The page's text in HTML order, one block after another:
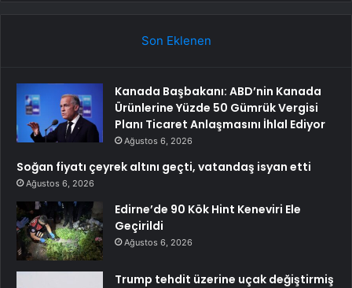
Son Eklenen
Kanada Başbakanı: ABD’nin Kanada
Ürünlerine Yüzde 50 Gümrük Vergisi
Planı Ticaret Anlaşmasını İhlal Ediyor
Ağustos 6, 2026
Soğan fiyatı çeyrek altını geçti, vatandaş isyan etti
Ağustos 6, 2026
Edirne’de 90 Kök Hint Keneviri Ele
Geçirildi
Ağustos 6, 2026
Trump tehdit üzerine uçak değiştirmiş